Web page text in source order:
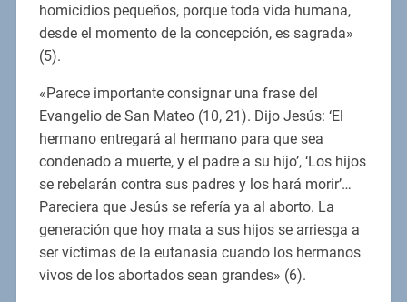
homicidios pequeños, porque toda vida humana,
desde el momento de la concepción, es sagrada»
(5).
«Parece importante consignar una frase del
Evangelio de San Mateo (10, 21). Dijo Jesús: ‘El
hermano entregará al hermano para que sea
condenado a muerte, y el padre a su hijo’, ‘Los hijos
se rebelarán contra sus padres y los hará morir’…
Pareciera que Jesús se refería ya al aborto. La
generación que hoy mata a sus hijos se arriesga a
ser víctimas de la eutanasia cuando los hermanos
vivos de los abortados sean grandes» (6).